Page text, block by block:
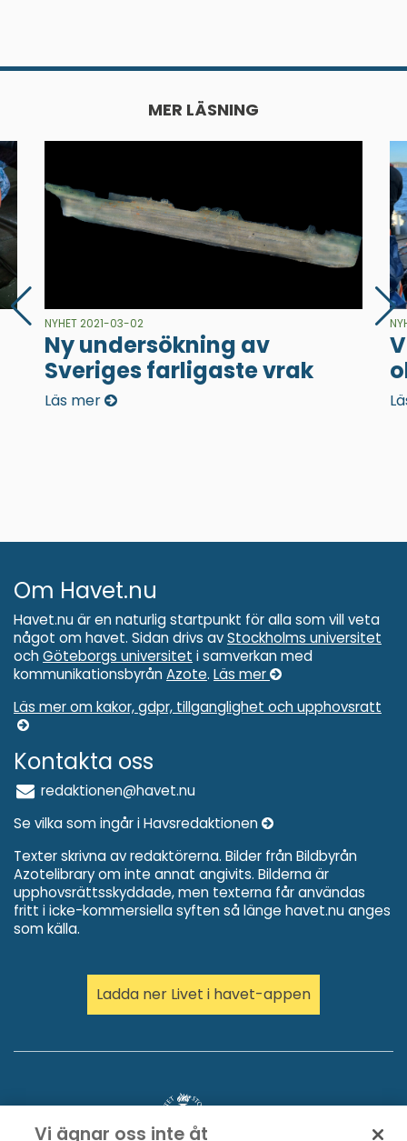
MER LÄSNING
NYHET 2021-03-02
Ny undersökning av
Sveriges farligaste vrak
Läs mer
Om Havet.nu
Havet.nu är en naturlig startpunkt för alla som vill veta
något om havet. Sidan drivs avStockholms universitet
och Göteborgs universitet i samverkan med
kommunikationsbyrån Azote. Läs mer
Läs mer om kakor, gdpr, tillganglighet och upphovsratt
Kontakta oss
redaktionen@havet.nu
Se vilka som ingår i Havsredaktionen
Texter skrivna av redaktörerna. Bilder från Bildbyrån
Azotelibrary om inte annat angivits. Bilderna är
upphovsrättsskyddade, men texterna får användas
fritt i icke-kommersiella syften så länge havet.nu anges
som källa.
Ladda ner Livet i havet-appen
Vi ägnar oss inte åt